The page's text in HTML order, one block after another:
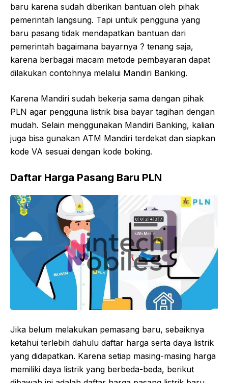
baru karena sudah diberikan bantuan oleh pihak
pemerintah langsung. Tapi untuk pengguna yang
baru pasang tidak mendapatkan bantuan dari
pemerintah bagaimana bayarnya ? tenang saja,
karena berbagai macam metode pembayaran dapat
dilakukan contohnya melalui Mandiri Banking.
Karena Mandiri sudah bekerja sama dengan pihak
PLN agar pengguna listrik bisa bayar tagihan dengan
mudah. Selain menggunakan Mandiri Banking, kalian
juga bisa gunakan ATM Mandiri terdekat dan siapkan
kode VA sesuai dengan kode boking.
Daftar Harga Pasang Baru PLN
Jika belum melakukan pemasang baru, sebaiknya
ketahui terlebih dahulu daftar harga serta daya listrik
yang didapatkan. Karena setiap masing-masing harga
memiliki daya listrik yang berbeda-beda, berikut